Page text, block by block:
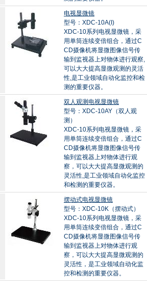
电视显微镜
型号：XDC-10A(I)
XDC-10系列电视显微镜，采
用单筒连续变倍组合，通过C
CD摄像机将显微图像信号传
输到监视器上对物体进行观察,
可以大大提高显微观测的灵活
性,是工业领域自动化监控和检
测的重要仪器。
双人观测电视显微镜
型号：XDC-10AY（双人观
测）
XDC-10系列电视显微镜，采
用单筒连续变倍组合，通过C
CD摄像机将显微图像信号传
输到监视器上对物体进行观
察，可以大大提高显微观测的
灵活性,是工业领域自动化监控
和检测的重要仪器。
摆动式电视显微镜
型号：XDC-10K（摆动式）
XDC-10系列电视显微镜，采
用单筒连续变倍组合，通过C
CD摄像机将显微图像信号传
输到监视器上对物体进行观
察，可以大大提高显微观测的
灵活性，是工业领域自动化监
控和检测的重要仪器。